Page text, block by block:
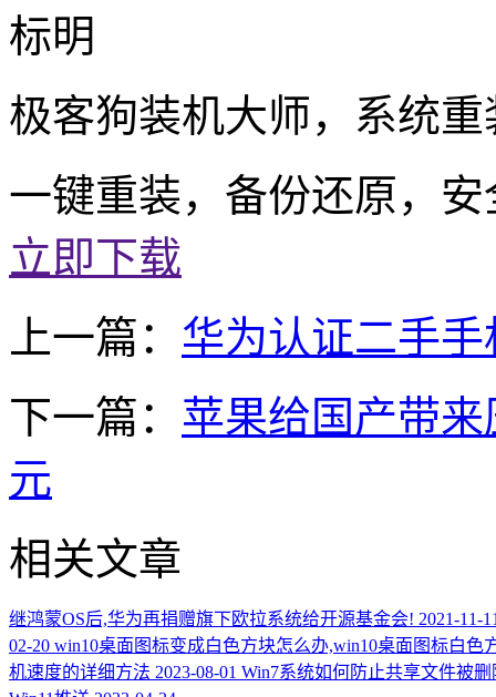
标明
极客狗装机大师，系统
一键重装，备份还原，
立即下载
上一篇： 华为认证二手
下一篇： 苹果给国产带来
元
相关文章
继鸿蒙OS后,华为再捐赠旗下欧拉系统给开源基金会! 2021-11-
02-20 win10桌面图标变成白色方块怎么办,win10桌面图标白色
机速度的详细方法 2023-08-01 Win7系统如何防止共享文件被